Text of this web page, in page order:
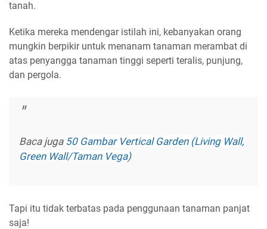
tanah.
Ketika mereka mendengar istilah ini, kebanyakan orang
mungkin berpikir untuk menanam tanaman merambat di
atas penyangga tanaman tinggi seperti teralis, punjung,
dan pergola.
Baca juga 50 Gambar Vertical Garden (Living Wall,
Green Wall/Taman Vega)
Tapi itu tidak terbatas pada penggunaan tanaman panjat
saja!